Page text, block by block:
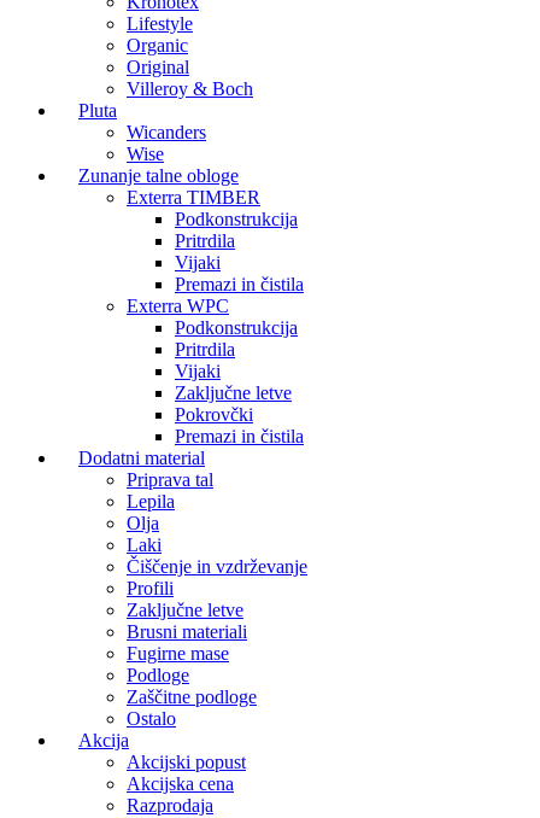
Lifestyle
Organic
Original
Villeroy & Boch
Pluta
Wicanders
Wise
Zunanje talne obloge
Exterra TIMBER
Podkonstrukcija
Pritrdila
Vijaki
Premazi in čistila
Exterra WPC
Podkonstrukcija
Pritrdila
Vijaki
Zaključne letve
Pokrovčki
Premazi in čistila
Dodatni material
Priprava tal
Lepila
Olja
Laki
Čiščenje in vzdrževanje
Profili
Zaključne letve
Brusni materiali
Fugirne mase
Podloge
Zaščitne podloge
Ostalo
Akcija
Akcijski popust
Akcijska cena
Razprodaja